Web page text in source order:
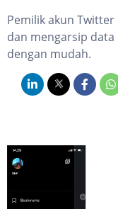
Pemilik akun
dan mengarsip
dengan mudah.